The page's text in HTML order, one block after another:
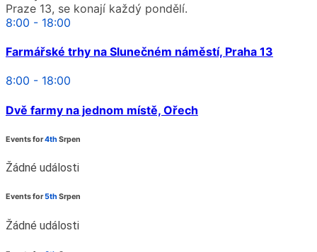
8:00 - 18:00
Farmářské trhy na Slunečném náměstí, Praha 13
8:00 - 18:00
Dvě farmy na jednom místě, Ořech
Events for4th Srpen
Žádné události
Events for5th Srpen
Žádné události